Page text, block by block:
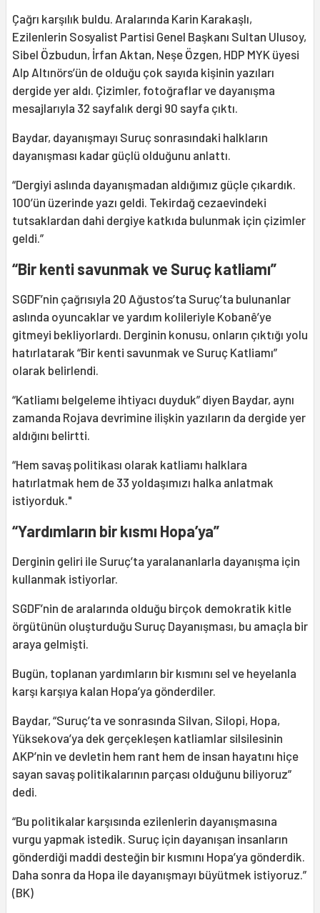
Çağrı karşılık buldu. Aralarında Karin Karakaşlı,
Ezilenlerin Sosyalist Partisi Genel Başkanı Sultan Ulusoy,
Sibel Özbudun, İrfan Aktan, Neşe Özgen, HDP MYK üyesi
Alp Altınörs’ün de olduğu çok sayıda kişinin yazıları
dergide yer aldı. Çizimler, fotoğraflar ve dayanışma
mesajlarıyla 32 sayfalık dergi 90 sayfa çıktı.
Baydar, dayanışmayı Suruç sonrasındaki halkların
dayanışması kadar güçlü olduğunu anlattı.
“Dergiyi aslında dayanışmadan aldığımız güçle çıkardık.
100’ün üzerinde yazı geldi. Tekirdağ cezaevindeki
tutsaklardan dahi dergiye katkıda bulunmak için çizimler
geldi.”
“Bir kenti savunmak ve Suruç katliamı”
SGDF’nin çağrısıyla 20 Ağustos’ta Suruç’ta bulunanlar
aslında oyuncaklar ve yardım kolileriyle Kobanê’ye
gitmeyi bekliyorlardı. Derginin konusu, onların çıktığı yolu
hatırlatarak “Bir kenti savunmak ve Suruç Katliamı”
olarak belirlendi.
“Katliamı belgeleme ihtiyacı duyduk” diyen Baydar, aynı
zamanda Rojava devrimine ilişkin yazıların da dergide yer
aldığını belirtti.
“Hem savaş politikası olarak katliamı halklara
hatırlatmak hem de 33 yoldaşımızı halka anlatmak
istiyorduk."
“Yardımların bir kısmı Hopa’ya”
Derginin geliri ile Suruç’ta yaralananlarla dayanışma için
kullanmak istiyorlar.
SGDF’nin de aralarında olduğu birçok demokratik kitle
örgütünün oluşturduğu Suruç Dayanışması, bu amaçla bir
araya gelmişti.
Bugün, toplanan yardımların bir kısmını sel ve heyelanla
karşı karşıya kalan Hopa’ya gönderdiler.
Baydar, “Suruç’ta ve sonrasında Silvan, Silopi, Hopa,
Yüksekova’ya dek gerçekleşen katliamlar silsilesinin
AKP’nin ve devletin hem rant hem de insan hayatını hiçe
sayan savaş politikalarının parçası olduğunu biliyoruz”
dedi.
“Bu politikalar karşısında ezilenlerin dayanışmasına
vurgu yapmak istedik. Suruç için dayanışan insanların
gönderdiği maddi desteğin bir kısmını Hopa’ya gönderdik.
Daha sonra da Hopa ile dayanışmayı büyütmek istiyoruz.”
(BK)